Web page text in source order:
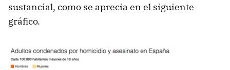
sustancial, como se aprecia en el siguiente
gráfico.